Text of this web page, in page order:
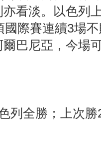
看淡。以色列
際賽連續3場
巴尼亞，今場
列全勝；上次